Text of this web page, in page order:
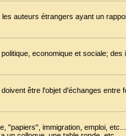
auteurs étrangers ayant un
economique et sociale; des
être l'objet d'échanges entre
"papiers", immigration, emploi,